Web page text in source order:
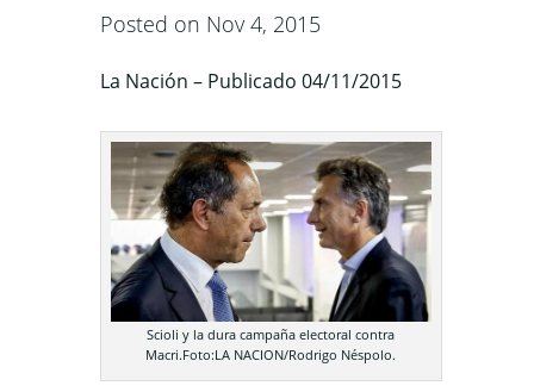
Posted on Nov 4, 2015
La Nación – Publicado 04/11/2015
Scioli y la dura campaña electoral contra
Macri.Foto:LA NACION/Rodrigo Néspolo.